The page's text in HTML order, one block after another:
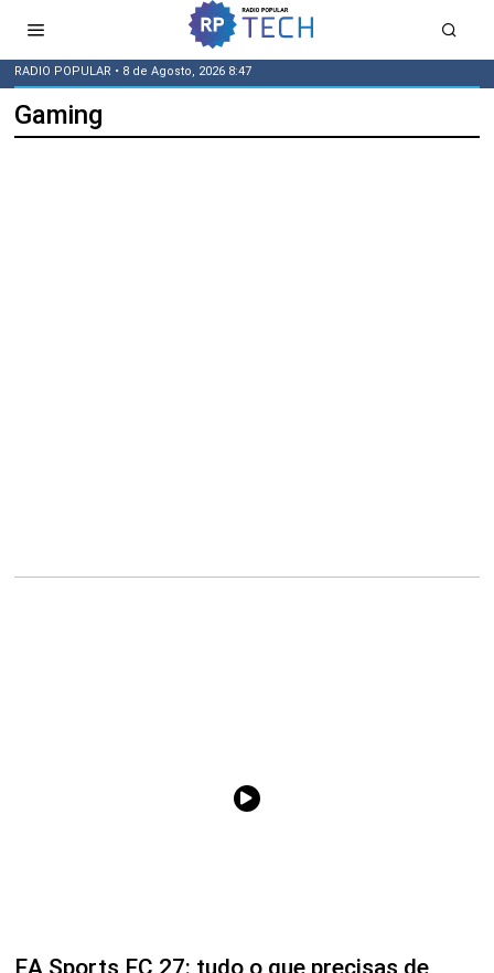
RADIO POPULAR • 8 de Agosto, 2026 8:47
Gaming
EA Sports FC 27: tudo o que precisas de